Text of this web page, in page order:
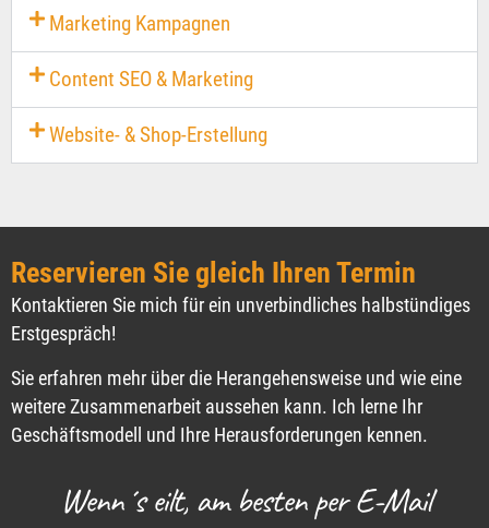
Marketing Kampagnen​
Content SEO & Marketing​
Website- & Shop-Erstellung
Reservieren Sie gleich Ihren Termin
Kontaktieren Sie mich für ein unverbindliches halbstündiges
Erstgespräch!
Sie erfahren mehr über die Herangehensweise und wie eine
weitere Zusammenarbeit aussehen kann. Ich lerne Ihr
Geschäftsmodell und Ihre Herausforderungen kennen.
Wenn´s eilt, am besten per E-Mail